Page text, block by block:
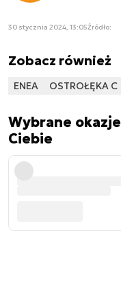
30 stycznia 2024, 13:05Źródło:
Zobacz również
ENEA OSTROŁĘKA C
Wybrane
Ciebie